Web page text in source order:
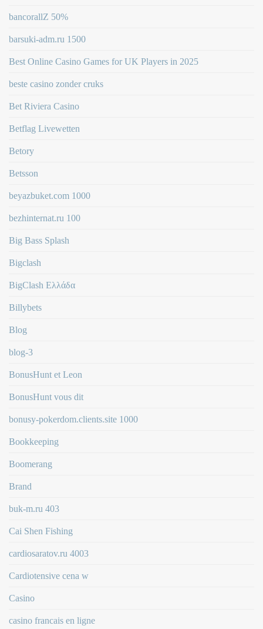
bancorallZ 50%
barsuki-adm.ru 1500
Best Online Casino Games for UK Players in 2025
beste casino zonder cruks
Bet Riviera Casino
Betflag Livewetten
Betory
Betsson
beyazbuket.com 1000
bezhinternat.ru 100
Big Bass Splash
Bigclash
BigClash Ελλάδα
Billybets
Blog
blog-3
BonusHunt et Leon
BonusHunt vous dit
bonusy-pokerdom.clients.site 1000
Bookkeeping
Boomerang
Brand
buk-m.ru 403
Cai Shen Fishing
cardiosaratov.ru 4003
Cardiotensive cena w
Casino
casino francais en ligne